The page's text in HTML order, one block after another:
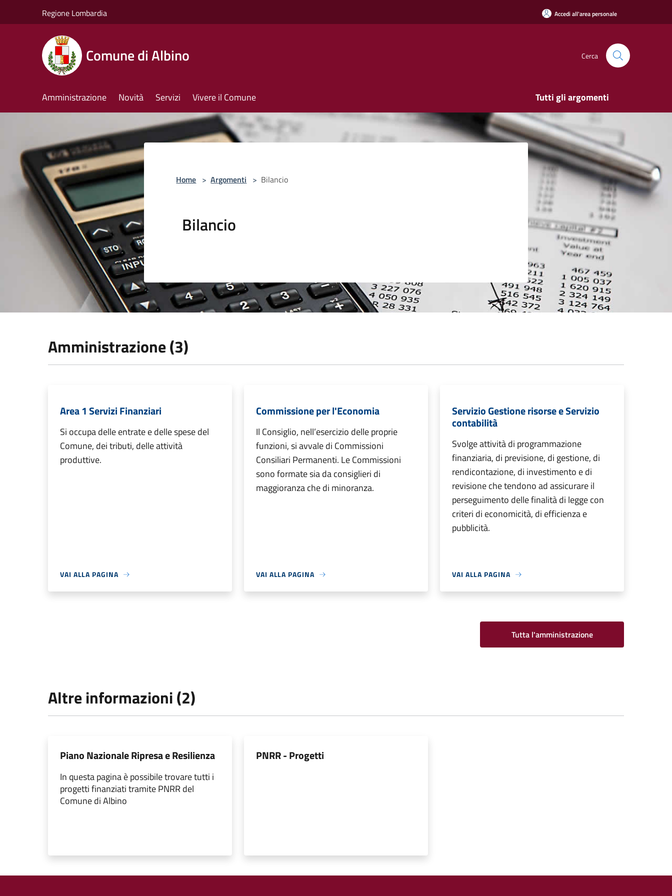
Regione Lombardia Accedi all'area personale
Comune di Albino Cerca
Amministrazione Novità Servizi Vivere il Comune Tutti gli argomenti
Home > Argomenti > Bilancio
Bilancio
Amministrazione (3)
Area 1 Servizi Finanziari
Si occupa delle entrate e delle spese del
Comune, dei tributi, delle attività
produttive.
VAI ALLA PAGINA
Commissione per l'Economia
Il Consiglio, nell’esercizio delle proprie
funzioni, si avvale di Commissioni
Consiliari Permanenti. Le Commissioni
sono formate sia da consiglieri di
maggioranza che di minoranza.
VAI ALLA PAGINA
Servizio Gestione risorse e Servizio
contabilità
Svolge attività di programmazione
finanziaria, di previsione, di gestione, di
rendicontazione, di investimento e di
revisione che tendono ad assicurare il
perseguimento delle finalità di legge con
criteri di economicità, di efficienza e
pubblicità.
VAI ALLA PAGINA
Tutta l'amministrazione
Altre informazioni (2)
Piano Nazionale Ripresa e Resilienza
In questa pagina è possibile trovare tutti i
progetti finanziati tramite PNRR del
Comune di Albino
PNRR - Progetti